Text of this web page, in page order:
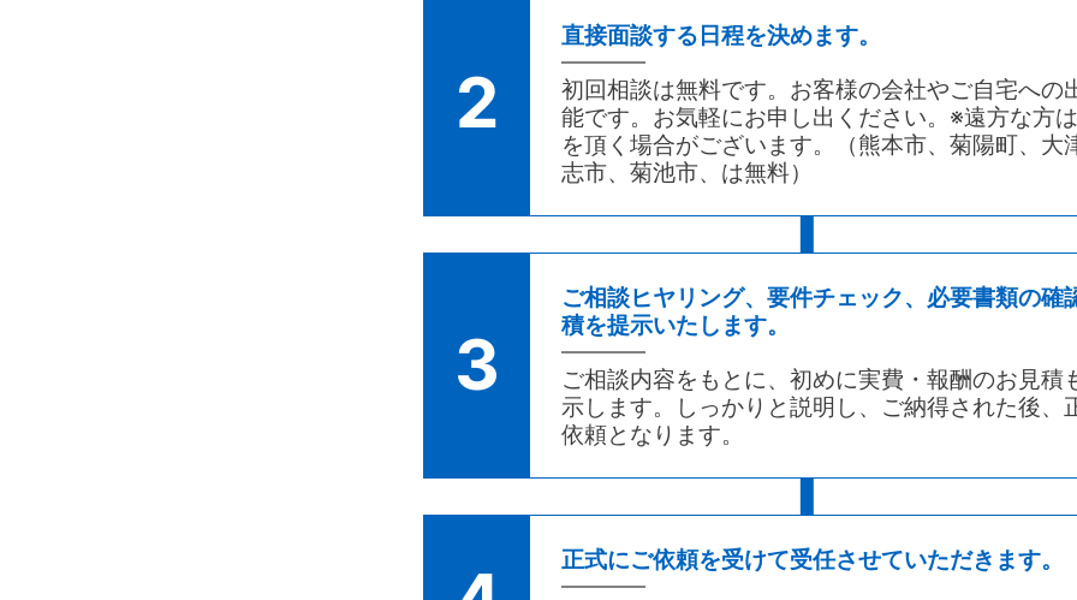
1号営業（キャバレー、社交飲食店、料理店）
キャバクラ、ホストクラブ、料亭
キャバレー、待合、料理店、カフエーその他設備を設
客の接客をして客に遊興又は飲食をさせる営業
2号営業（低照度飲食店）
キャバレー、待合、料理店、カフエーその他設備を設
客の接客をして客に遊興又は飲食をさせる営業
3号営業（区画席飲食店）
連れ込み喫茶
喫茶店、バーその他設備を設けて客に飲食をさせる営業
で、他から見通すことが困難であり、かつ、その広さ
㎡以下である客席を設けて営むもの
10,000
みてください。
家族信託の検討から
組成までの流れ
1.どのようなスキームを組めばよいか、
依頼者の”思い”をヒヤリング
まずは、どのような信託組成にするか組み立てる段階で
相続や財産管理に関する諸制度や税務、不動産などの専
とともに最適なスキームの設計を行います。
2.信託の設計と組成に必要なコストを
80,000
2
直接面談する日程を決めます。
初回相談は無料です。お客様の会社やご自宅への
能です。お気軽にお申し出ください。※遠方な方
を頂く場合がございます。（熊本市、菊陽町、大
志市、菊池市、は無料）
|
3
ご相談ヒヤリング、要件チェック、必要書類の確
積を提示いたします。
ご相談内容をもとに、初めに実費・報酬のお見積
示します。しっかりと説明し、ご納得された後、
依頼となります。
|
正式にご依頼を受けて受任させていただきます。